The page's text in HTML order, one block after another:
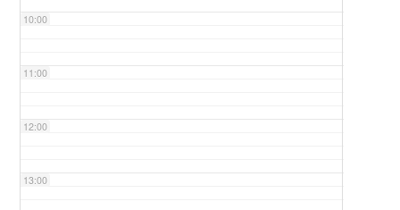
10:00
11:00
12:00
13:00